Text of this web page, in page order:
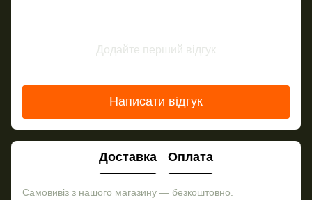
Додайте перший відгук
Написати відгук
Доставка Оплата
Самовивіз з нашого магазину — безкоштовно.